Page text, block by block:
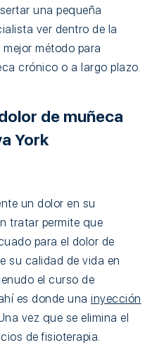
una pequeña
ver dentro de la
método para
crónico o a largo plazo.
de muñeca
York
un dolor en su
tratar permite que
para el dolor de
su calidad de vida en
el curso de
es donde una inyección
vez que se elimina el
de fisioterapia.